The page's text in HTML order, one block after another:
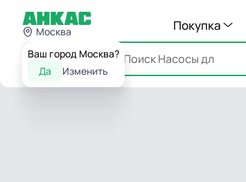
Москва
Ваш город Москва?
Да
Изменить
Покупка
Каталог